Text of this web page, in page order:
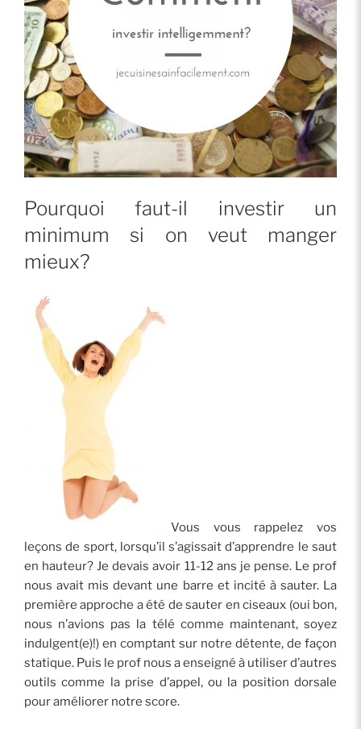
Pourquoi faut-il investir un
minimum si on veut manger
mieux?
Vous vous rappelez vos
leçons de sport, lorsqu’il s’agissait d’apprendre le saut
en hauteur? Je devais avoir 11-12 ans je pense. Le prof
nous avait mis devant une barre et incité à sauter. La
première approche a été de sauter en ciseaux (oui bon,
nous n’avions pas la télé comme maintenant, soyez
indulgent(e)!) en comptant sur notre détente, de façon
statique. Puis le prof nous a enseigné à utiliser d’autres
outils comme la prise d’appel, ou la position dorsale
pour améliorer notre score.